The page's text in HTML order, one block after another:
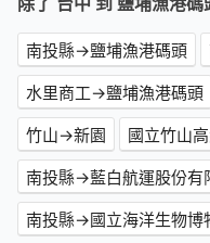
南投縣→鹽埔漁港碼頭
水里商工→鹽埔漁港碼頭
竹山→新園
國立竹山
南投縣→藍白航運股份有
南投縣→國立海洋生物博